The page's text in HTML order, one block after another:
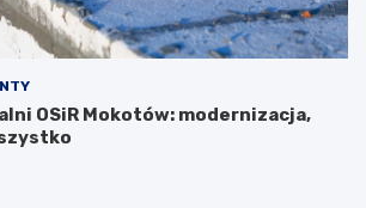
OSiR Mokotów: modernizacja,